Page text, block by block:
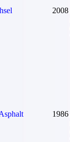
2008
1986